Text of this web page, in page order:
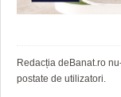
Redacția deBanat.ro
postate de utilizatori.